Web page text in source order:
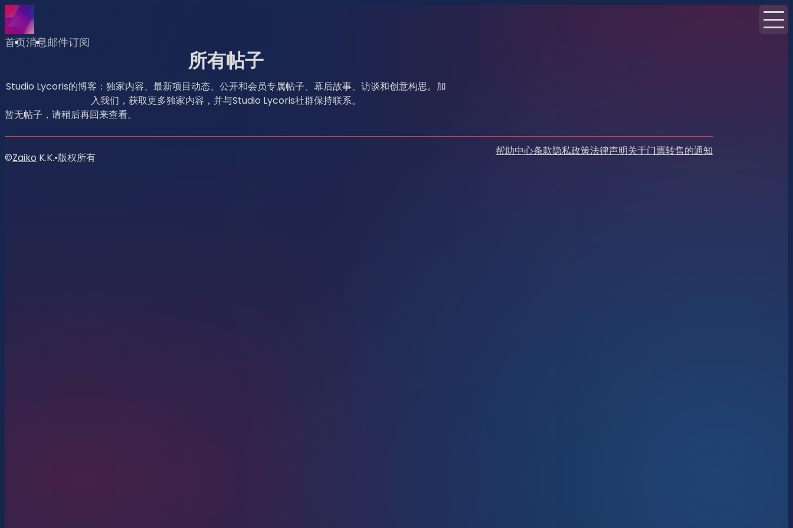
首页消息邮件订阅
所有帖子
Studio Lycoris的博客：独家内容、最新项目动态、公开和会员专属帖子、幕后故事、访谈和创意构思。加
入我们，获取更多独家内容，并与Studio Lycoris社群保持联系。
暂无帖子，请稍后再回来查看。
帮助中心条款隐私政策法律声明关于门票转售的通知
©Zaiko K.K.•版权所有